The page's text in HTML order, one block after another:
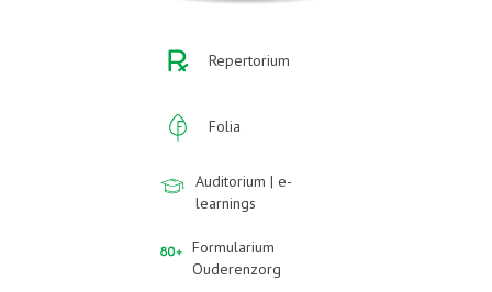
Repertorium
Folia
Auditorium | e-
learnings
Formularium
Ouderenzorg